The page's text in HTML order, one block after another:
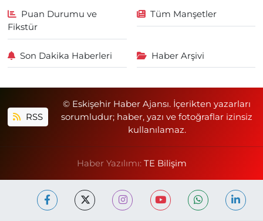
Puan Durumu ve
Fikstür
Tüm Manşetler
Son Dakika Haberleri Haber Arşivi
RSS
© Eskişehir Haber Ajansı. İçerikten yazarları
sorumludur; haber, yazı ve fotoğraflar izinsiz
kullanılamaz.
Haber Yazılımı: TE Bilişim